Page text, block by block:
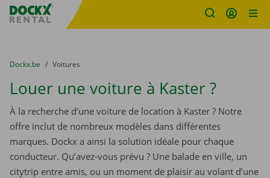
sitename
You are here:
du
Dockx.be to
Voitures
Louer une voiture à Kaster ?
À la recherche d’une voiture de location à Kaster ? Notre
offre inclut de nombreux modèles dans différentes
marques. Dockx a ainsi la solution idéale pour chaque
conducteur. Qu’avez-vous prévu ? Une balade en ville, un
citytrip entre amis, ou un moment de plaisir au volant d’une